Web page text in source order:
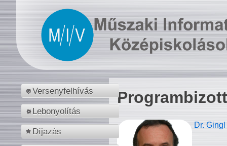
Versenyfelhívás
Lebonyolítás
Díjazás
Dr.